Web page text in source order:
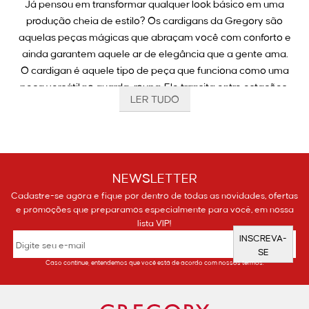
Já pensou em transformar qualquer look básico em uma
produção cheia de estilo? Os cardigans da Gregory são
aquelas peças mágicas que abraçam você com conforto e
ainda garantem aquele ar de elegância que a gente ama.
O cardigan é aquele tipo de peça que funciona como uma
peça versátil no guarda-roupa. Ele transita entre estações,
combina com diferentes estilos e oferece a dose ideal de
detalhes que fazem toda a diferença, seja pela modelagem
É o tipo de escolha que você veste e imediatamente sente a
diferença no caimento, no conforto e na elegância do visual.
Por que escolher um cardigan feminino?
O cardigan é uma roupa versátil, que combina com tudo e
LER TUDO
NEWSLETTER
Cadastre-se agora e fique por dentro de todas as novidades, ofertas
e promoções que preparamos especialmente para você, em nossa
lista VIP!
INSCREVA-
SE
Caso continue, entendemos que você está de acordo com nossos termos.